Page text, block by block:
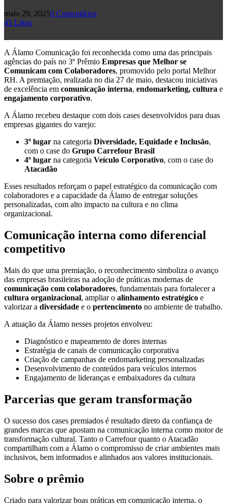
maio 29, 20250 Comentários
45 Likes
A Álamo Comunicação foi reconhecida como uma das principais
agências do país no 3º Prêmio Empresas que Melhor se
Comunicam com Colaboradores, promovido pelo portal Melhor
RH. A premiação, realizada no dia 27 de maio, destacou iniciativas
de excelência em comunicação interna, endomarketing, cultura e
engajamento corporativo.
A Álamo recebeu destaque com dois cases desenvolvidos para duas
empresas gigantes do varejo:
3º lugar na categoria Diversidade, Equidade e Inclusão,
com o case do Grupo Carrefour Brasil
4º lugar na categoria Veículo Corporativo, com o case do
Atacadão
Esses resultados reforçam o papel estratégico da comunicação com
colaboradores e a capacidade da Álamo de entregar soluções
personalizadas, com alto impacto na cultura e no clima
organizacional.
Comunicação interna como diferencial
competitivo
Mais do que uma premiação, o reconhecimento simboliza o avanço
das empresas brasileiras na adoção de práticas modernas de
comunicação com colaboradores, fundamentais para fortalecer a
cultura organizacional, ampliar o alinhamento estratégico e
valorizar a diversidade e o pertencimento no ambiente de trabalho.
A atuação da Álamo nesses projetos envolveu:
Diagnóstico e mapeamento de dores internas
Estratégia de canais de comunicação corporativa
Criação de campanhas de endomarketing personalizadas
Desenvolvimento de conteúdos para veículos internos
Engajamento de lideranças e embaixadores da cultura
Parcerias que geram transformação
O sucesso dos cases premiados é resultado direto da confiança de
grandes marcas que apostam na comunicação interna como motor de
transformação cultural. Tanto o Carrefour quanto o Atacadão
compartilham com a Álamo o compromisso de criar ambientes mais
inclusivos, bem informados e alinhados aos valores institucionais.
Sobre o prêmio
Criado para valorizar boas práticas em comunicação interna, o